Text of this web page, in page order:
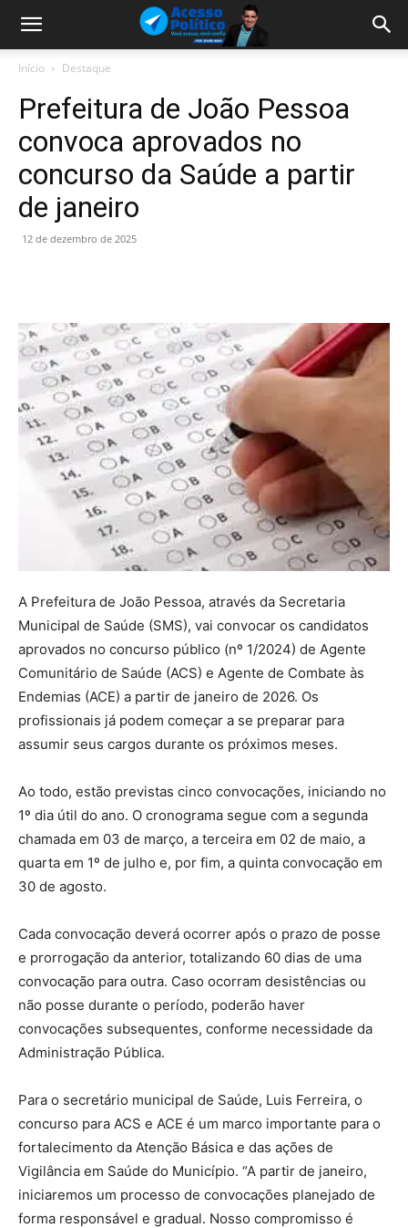
Início Destaque
Prefeitura de João Pessoa
convoca aprovados no
concurso da Saúde a partir
de janeiro
12 de dezembro de 2025
A Prefeitura de João Pessoa, através da Secretaria
Municipal de Saúde (SMS), vai convocar os candidatos
aprovados no concurso público (nº 1/2024) de Agente
Comunitário de Saúde (ACS) e Agente de Combate às
Endemias (ACE) a partir de janeiro de 2026. Os
profissionais já podem começar a se preparar para
assumir seus cargos durante os próximos meses.
Ao todo, estão previstas cinco convocações, iniciando no
1º dia útil do ano. O cronograma segue com a segunda
chamada em 03 de março, a terceira em 02 de maio, a
quarta em 1º de julho e, por fim, a quinta convocação em
30 de agosto.
Cada convocação deverá ocorrer após o prazo de posse
e prorrogação da anterior, totalizando 60 dias de uma
convocação para outra. Caso ocorram desistências ou
não posse durante o período, poderão haver
convocações subsequentes, conforme necessidade da
Administração Pública.
Para o secretário municipal de Saúde, Luis Ferreira, o
concurso para ACS e ACE é um marco importante para o
fortalecimento da Atenção Básica e das ações de
Vigilância em Saúde do Município. “A partir de janeiro,
iniciaremos um processo de convocações planejado de
forma responsável e gradual. Nosso compromisso é